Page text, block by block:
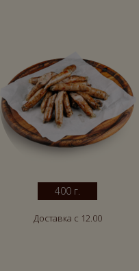
400 г.
Доставка с 12.00